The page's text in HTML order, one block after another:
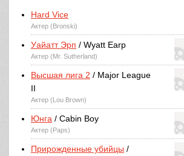
Hard Vice
Актер (Bronski)
Уайатт Эрп / Wyatt Earp
Актер (Mr. Sutherland)
Высшая лига 2 / Major League
II
Актер (Lou Brown)
Юнга / Cabin Boy
Актер (Paps)
Прирожденные убийцы /